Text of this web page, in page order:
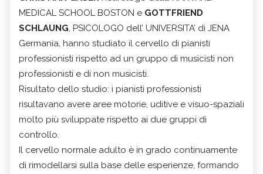
MEDICAL SCHOOL BOSTON e GOTTFRIEND
SCHLAUNG, PSICOLOGO dell’ UNIVERSITA’ di JENA
Germania, hanno studiato il cervello di pianisti
professionisti rispetto ad un gruppo di musicisti non
professionisti e di non musicisti.
Risultato dello studio: i pianisti professionisti
risultavano avere aree motorie, uditive e visuo-spaziali
molto più sviluppate rispetto ai due gruppi di
controllo.
Il cervello normale adulto è in grado continuamente
di rimodellarsi sulla base delle esperienze, formando